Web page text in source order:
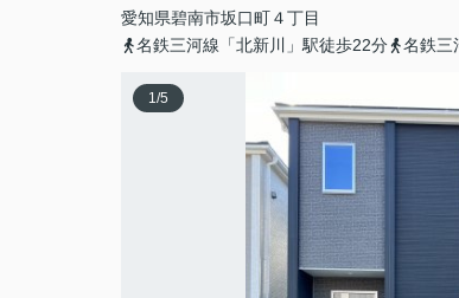
愛知県碧南市坂口町４丁目
名鉄三河線「北新川」駅徒歩22分
名鉄三
1/5